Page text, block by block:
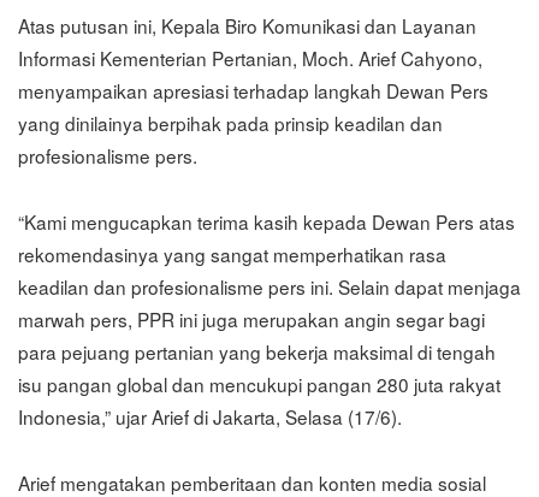
Atas putusan ini, Kepala Biro Komunikasi dan Layanan
Informasi Kementerian Pertanian, Moch. Arief Cahyono,
menyampaikan apresiasi terhadap langkah Dewan Pers
yang dinilainya berpihak pada prinsip keadilan dan
profesionalisme pers.
“Kami mengucapkan terima kasih kepada Dewan Pers atas
rekomendasinya yang sangat memperhatikan rasa
keadilan dan profesionalisme pers ini. Selain dapat menjaga
marwah pers, PPR ini juga merupakan angin segar bagi
para pejuang pertanian yang bekerja maksimal di tengah
isu pangan global dan mencukupi pangan 280 juta rakyat
Indonesia,” ujar Arief di Jakarta, Selasa (17/6).
Arief mengatakan pemberitaan dan konten media sosial